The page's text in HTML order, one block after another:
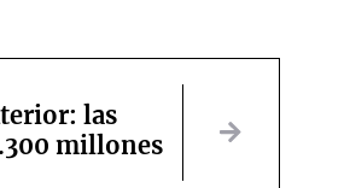
las
millones